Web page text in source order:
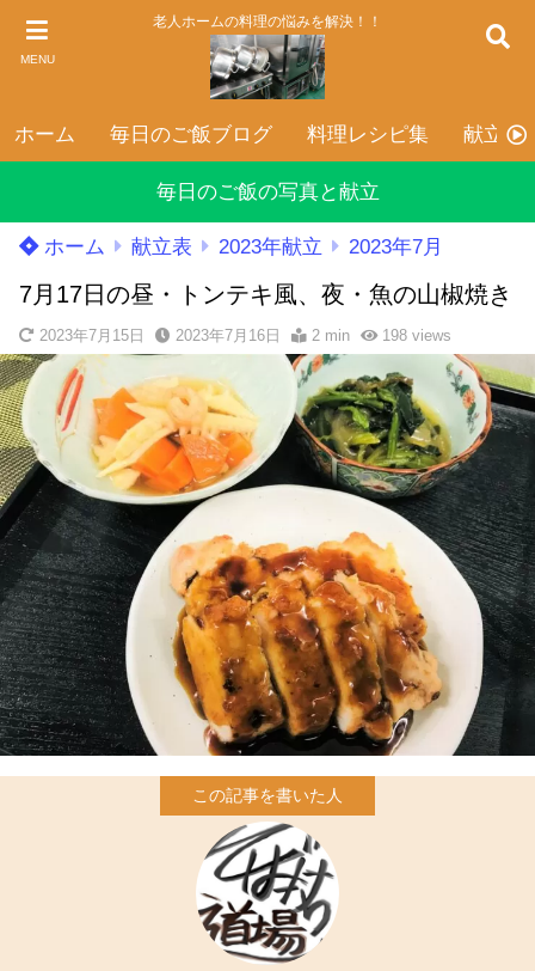
MENU
老人ホームの料理の悩みを解決！！
ホーム 毎日のご飯ブログ 料理レシピ集 献立表
毎日のご飯の写真と献立
ホーム 献立表 2023年献立 2023年7月
7月17日の昼・トンテキ風、夜・魚の山椒焼き
2023年7月15日 2023年7月16日 2 min 198views